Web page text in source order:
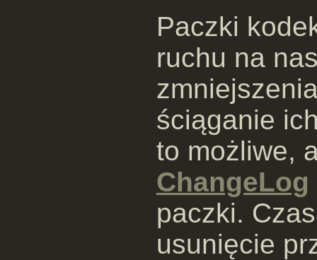
Paczki
ruchu na
ściąganie
to możliwe,
ChangeLog
paczki.
usunięcie